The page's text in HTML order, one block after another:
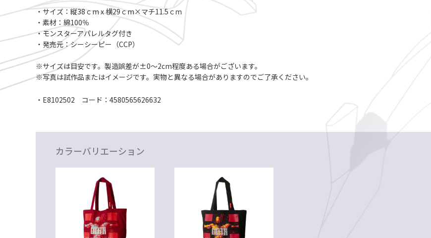
・サイズ：縦38ｃm x 横29ｃm×マチ11.5ｃｍ
・素材：綿100％
・モンスターアパレルタグ付き
・発売元：シーシーピー（CCP）
※サイズは目安です。製造誤差が±0～2cm程度ある場合がございます。
※写真は試作品またはイメージです。実物と異なる場合がありますのでご了承ください。
・E8102502 コード：4580565626632
カラーバリエーション